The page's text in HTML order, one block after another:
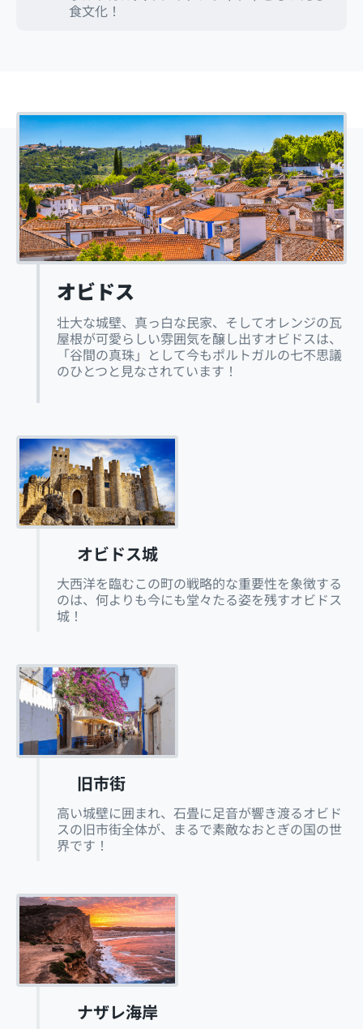
食文化！
オビドス
壮大な城壁、真っ白な民家、そしてオレンジの瓦
屋根が可愛らしい雰囲気を醸し出すオビドスは、
「谷間の真珠」として今もポルトガルの七不思議
のひとつと見なされています！
オビドス城
大西洋を臨むこの町の戦略的な重要性を象徴する
のは、何よりも今にも堂々たる姿を残すオビドス
城！
旧市街
高い城壁に囲まれ、石畳に足音が響き渡るオビド
スの旧市街全体が、まるで素敵なおとぎの国の世
界です！
ナザレ海岸